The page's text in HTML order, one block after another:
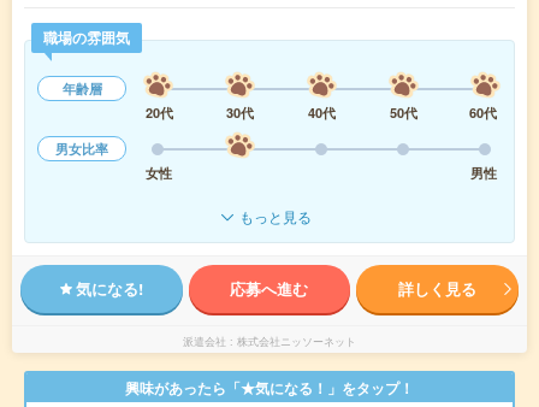
職場の雰囲気
年齢層
20代
30代 40代 50代
60代
男女比率
女性
男性
もっと見る
気になる! 応募へ進む 詳しく見る
派遣会社 株式会社ニッソーネット
興味があったら「★気になる！」をタップ！